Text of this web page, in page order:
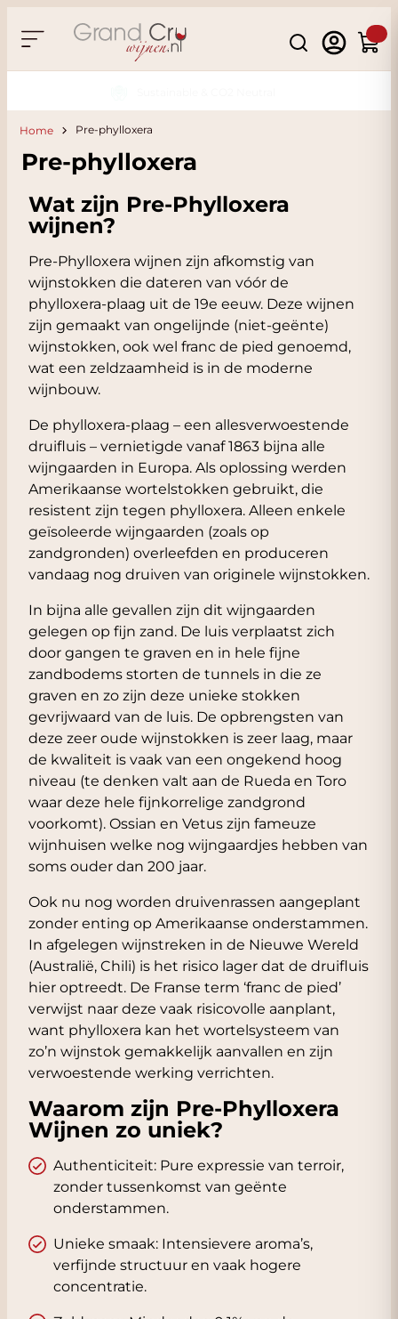
Search
Cart
Home Pre-phylloxera
Pre-phylloxera
Wat zijn Pre-Phylloxera
wijnen?
Pre-Phylloxera wijnen zijn afkomstig van
wijnstokken die dateren van vóór de
phylloxera-plaag uit de 19e eeuw. Deze wijnen
zijn gemaakt van ongelijnde (niet-geënte)
wijnstokken, ook wel franc de pied genoemd,
wat een zeldzaamheid is in de moderne
wijnbouw.
De phylloxera-plaag – een allesverwoestende
druifluis – vernietigde vanaf 1863 bijna alle
wijngaarden in Europa. Als oplossing werden
Amerikaanse wortelstokken gebruikt, die
resistent zijn tegen phylloxera. Alleen enkele
geïsoleerde wijngaarden (zoals op
zandgronden) overleefden en produceren
vandaag nog druiven van originele wijnstokken.
In bijna alle gevallen zijn dit wijngaarden
gelegen op fijn zand. De luis verplaatst zich
door gangen te graven en in hele fijne
zandbodems storten de tunnels in die ze
graven en zo zijn deze unieke stokken
gevrijwaard van de luis. De opbrengsten van
deze zeer oude wijnstokken is zeer laag, maar
de kwaliteit is vaak van een ongekend hoog
niveau (te denken valt aan de Rueda en Toro
waar deze hele fijnkorrelige zandgrond
voorkomt). Ossian en Vetus zijn fameuze
wijnhuisen welke nog wijngaardjes hebben van
soms ouder dan 200 jaar.
Ook nu nog worden druivenrassen aangeplant
zonder enting op Amerikaanse onderstammen.
In afgelegen wijnstreken in de Nieuwe Wereld
(Australië, Chili) is het risico lager dat de druifluis
hier optreedt. De Franse term ‘franc de pied’
verwijst naar deze vaak risicovolle aanplant,
want phylloxera kan het wortelsysteem van
zo’n wijnstok gemakkelijk aanvallen en zijn
verwoestende werking verrichten.
Waarom zijn Pre-Phylloxera
Wijnen zo uniek?
Authenticiteit: Pure expressie van terroir,
zonder tussenkomst van geënte
onderstammen.
Unieke smaak: Intensievere aroma’s,
verfijnde structuur en vaak hogere
concentratie.